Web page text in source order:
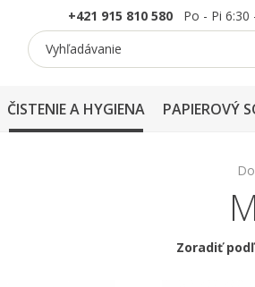
+421 915 810 580Po - Pi 6:30
ČISTENIE A HYGIENA PAPIEROVÝ
Zoradiť